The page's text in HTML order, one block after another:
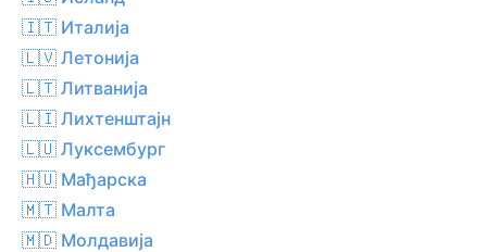
🇮🇹 Италија
🇱🇻 Летонија
🇱🇹 Литванија
🇱🇮 Лихтенштајн
🇱🇺 Луксембург
🇭🇺 Мађарска
🇲🇹 Малта
🇲🇩 Молдавија